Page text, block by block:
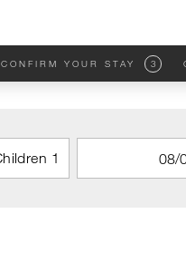
3
CONFIRM YOUR STAY
1 Room - 2 Adults, 0 Children